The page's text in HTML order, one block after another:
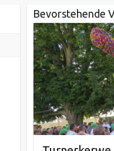
Bevorstehende